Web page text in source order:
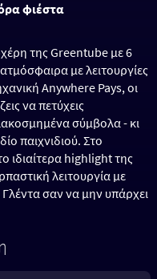
φιέστα
της Greentube με 6
με λειτουργίες
Anywhere Pays, οι
να πετύχεις
σύμβολα - κι
παιχνιδιού. Στο
ιδιαίτερα highlight της
λειτουργία με
σαν να μην υπάρχει